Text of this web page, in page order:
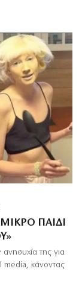
ΠΑΙΔΊ
της για
media, κάνοντας